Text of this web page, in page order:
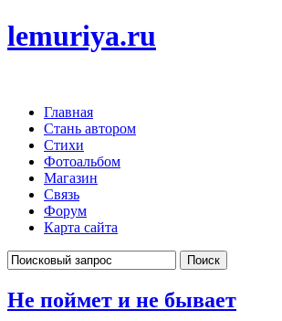
lemuriya.ru
Главная
Стань автором
Стихи
Фотоальбом
Магазин
Связь
Форум
Карта сайта
Не поймет и не бывает